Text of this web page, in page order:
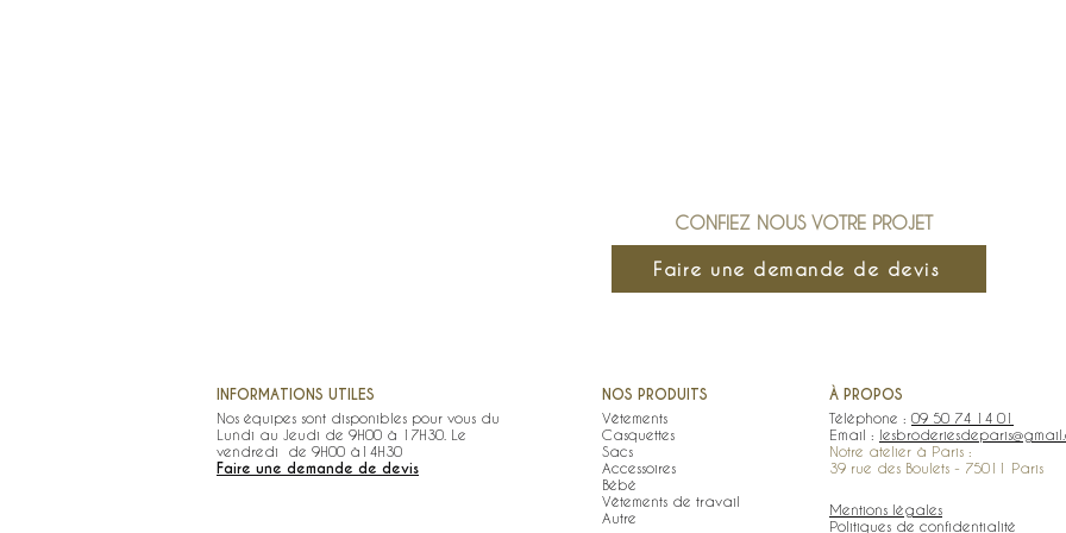
CONFIEZ NOUS VOTRE PROJET
Faire une demande de devis
INFORMATIONS UTILES
Nos équipes sont disponibles pour vous du
Lundi au Jeudi de 9H00 à 17H30. Le
vendredi de 9H00 à14H30
Faire une demande de devis
NOS PRODUITS
Vêtements
Casquettes
Sacs
Accessoires
Bébé
Vêtements de travail
Autre
À PROPOS
Téléphone : 09 50 74 14 01
Email :
Notre atelier à Paris :
39 rue des Boulets - 75011 Paris
Mentions légales
Politiques de confidentialité